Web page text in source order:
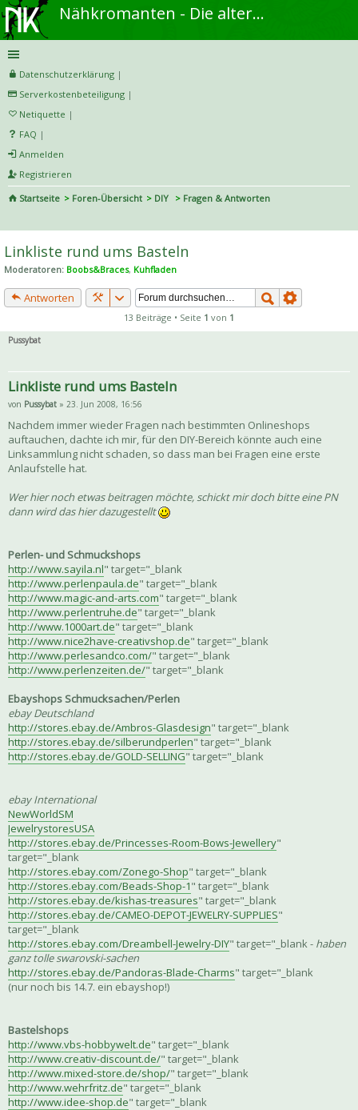
Nähkromanten - Die alternative Näh- und DIY-Community
Datenschutzerklärung |
Serverkostenbeteiligung |
Netiquette |
FAQ |
Anmelden
Registrieren
Startseite
Foren-Übersicht DIY
Fragen & Antworten
he
Linkliste rund ums Basteln
Moderatoren: Boobs&Braces, Kuhfladen
Antworten
13 Beiträge • Seite 1 von 1
Pussybat
Linkliste rund ums Basteln
von Pussybat » 23. Jun 2008, 16:56
Nachdem immer wieder Fragen nach bestimmten Onlineshops
auftauchen, dachte ich mir, für den DIY-Bereich könnte auch eine
Linksammlung nicht schaden, so dass man bei Fragen eine erste
Anlaufstelle hat.
Wer hier noch etwas beitragen möchte, schickt mir doch bitte eine PN
dann wird das hier dazugestellt
Perlen- und Schmuckshops
http://www.sayila.nl" target="_blank
http://www.perlenpaula.de" target="_blank
http://www.magic-and-arts.com" target="_blank
http://www.perlentruhe.de" target="_blank
http://www.1000art.de" target="_blank
http://www.nice2have-creativshop.de" target="_blank
http://www.perlesandco.com/" target="_blank
http://www.perlenzeiten.de/" target="_blank
Ebayshops Schmucksachen/Perlen
ebay Deutschland
http://stores.ebay.de/Ambros-Glasdesign" target="_blank
http://stores.ebay.de/silberundperlen" target="_blank
http://stores.ebay.de/GOLD-SELLING" target="_blank
ebay International
NewWorldSM
JewelrystoresUSA
http://stores.ebay.de/Princesses-Room-Bows-Jewellery"
target="_blank
http://stores.ebay.com/Zonego-Shop" target="_blank
http://stores.ebay.com/Beads-Shop-1" target="_blank
http://stores.ebay.de/kishas-treasures" target="_blank
http://stores.ebay.de/CAMEO-DEPOT-JEWELRY-SUPPLIES"
target="_blank
http://stores.ebay.com/Dreambell-Jewelry-DIY" target="_blank - haben
ganz tolle swarovski-sachen
http://stores.ebay.de/Pandoras-Blade-Charms" target="_blank
(nur noch bis 14.7. ein ebayshop!)
Bastelshops
http://www.vbs-hobbywelt.de" target="_blank
http://www.creativ-discount.de/" target="_blank
http://www.mixed-store.de/shop/" target="_blank
http://www.wehrfritz.de" target="_blank
http://www.idee-shop.de" target="_blank